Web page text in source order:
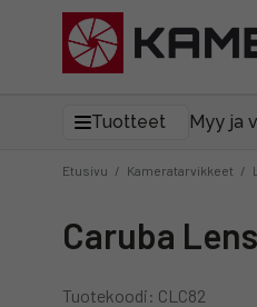
Tuotteet Myy ja
Etusivu / Kameratarvikkeet /
Caruba
Tuotekoodi: CLC82